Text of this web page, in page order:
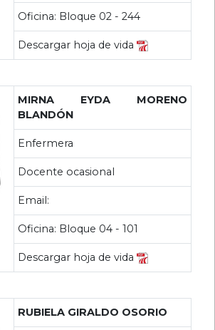
Oficina: Bloque 02 - 244
Descargar hoja de vida
MIRNA EYDA MORENO
BLANDÓN
Enfermera
Docente ocasional
Email:
Oficina: Bloque 04 - 101
Descargar hoja de vida
RUBIELA GIRALDO OSORIO